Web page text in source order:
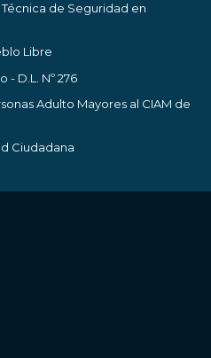
de Seguridad en
Libre
D.L. Nº 276
Adulto Mayores al CIAM de
Ciudadana